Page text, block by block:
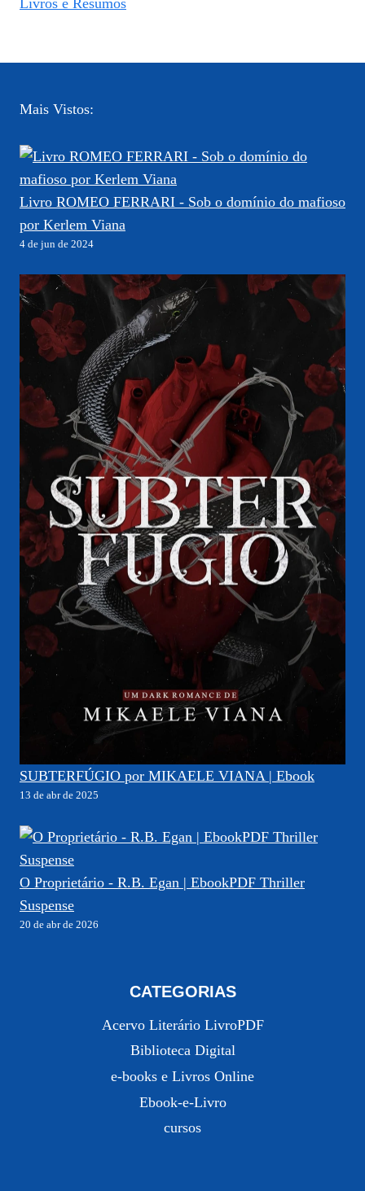
Mais Vistos:
Livro ROMEO FERRARI - Sob o domínio do mafioso
por Kerlem Viana
4 de jun de 2024
SUBTERFÚGIO por MIKAELE VIANA | Ebook
13 de abr de 2025
O Proprietário - R.B. Egan | EbookPDF Thriller
Suspense
20 de abr de 2026
CATEGORIAS
Acervo Literário LivroPDF
Biblioteca Digital
e-books e Livros Online
Ebook-e-Livro
cursos